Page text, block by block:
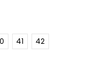
41
42